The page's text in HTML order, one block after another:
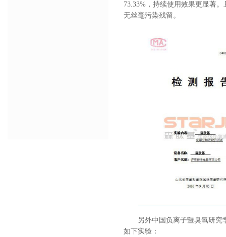
73.33%，持续使用效果更显著
无丝毫污染残留。
另外中国负离子暨臭氧研
如下实验：